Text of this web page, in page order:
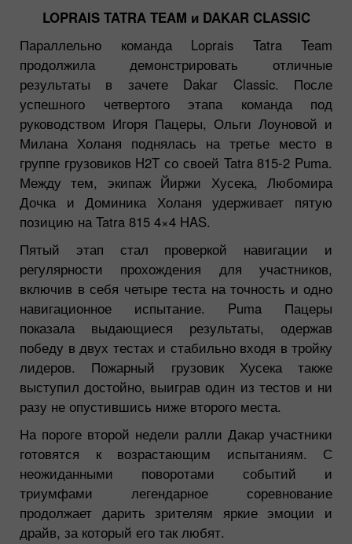
LOPRAIS TATRA TEAM и DAKAR CLASSIC
Параллельно команда Loprais Tatra Team
продолжила демонстрировать отличные
результаты в зачете Dakar Classic. После
успешного четвертого этапа команда под
руководством Игоря Пацеры, Ольги Лоуновой и
Милана Холаня поднялась на третье место в
группе грузовиков H2T со своей Tatra 815-2 Puma.
Между тем, экипаж Йиржи Хусека, Любомира
Дочка и Доминика Холаня удерживает пятую
позицию на Tatra 815 4×4 HAS.
Пятый этап стал проверкой навигации и
регулярности прохождения для участников,
включив в себя четыре теста на точность и одно
навигационное испытание. Puma Пацеры
показала выдающиеся результаты, одержав
победу в двух тестах и стабильно входя в тройку
лидеров. Пожарный грузовик Хусека также
выступил достойно, выиграв один из тестов и ни
разу не опустившись ниже второго места.
На пороге второй недели ралли Дакар участники
готовятся к возрастающим испытаниям. С
неожиданными поворотами событий и
триумфами легендарное соревнование
продолжает дарить зрителям яркие эмоции и
драйв, за который его так любят.